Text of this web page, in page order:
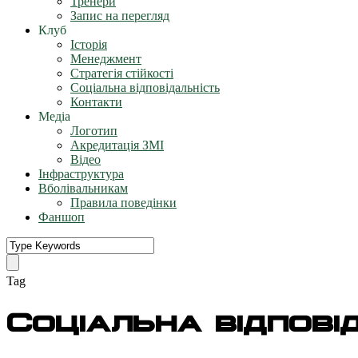
Запис на перегляд
Клуб
Історія
Менеджмент
Стратегія стійкості
Соціальна відповідальність
Контакти
Медіа
Логотип
Акредитація ЗМІ
Відео
Інфраструктура
Вболівальникам
Правила поведінки
Фаншоп
Tag
Соціальна